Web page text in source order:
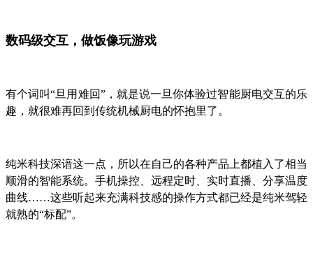
数码级交互，做饭像玩游戏
有个词叫“旦用难回”，就是说一旦你体验过智能厨电交互的乐
趣，就很难再回到传统机械厨电的怀抱里了。
纯米科技深谙这一点，所以在自己的各种产品上都植入了相当
顺滑的智能系统。手机操控、远程定时、实时直播、分享温度
曲线……这些听起来充满科技感的操作方式都已经是纯米驾轻
就熟的“标配”。